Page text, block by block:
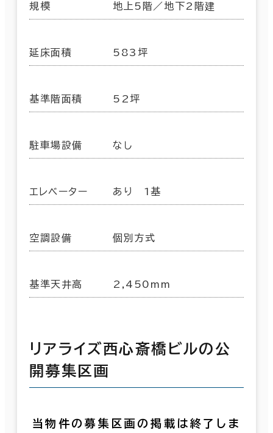
規模 地上5階／地下2階建
延床面積 583坪
基準階面積 52坪
駐車場設備 なし
エレベーター あり 1基
空調設備 個別方式
基準天井高 2,450mm
リアライズ西心斎橋ビルの公
開募集区画
当物件の募集区画の掲載は終了しま